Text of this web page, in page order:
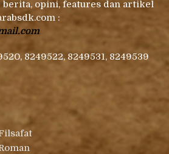
opini, features dan artikel
:
8249522, 8249531, 8249539